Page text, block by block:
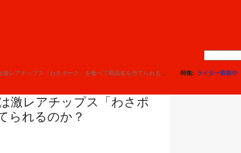
アチップス「わさポーク」を食べて商品名を当てられるのか？ 特集 ライター募集中
激レアチップス「わさポ
られるのか？